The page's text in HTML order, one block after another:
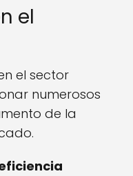
el
el sector
numerosos
de la